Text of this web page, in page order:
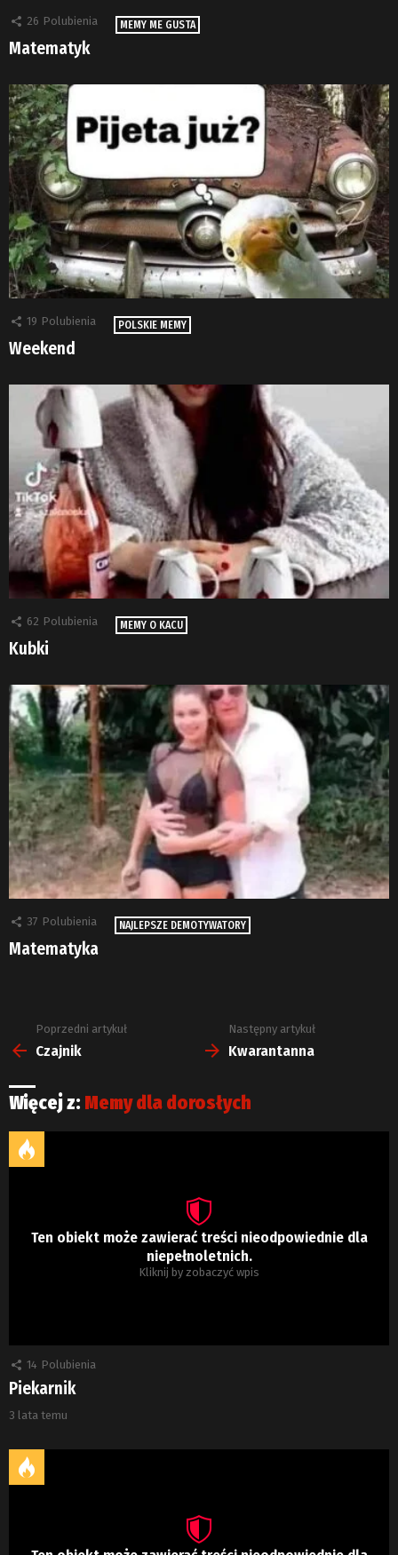
26 Polubienia MEMY ME GUSTA
Matematyk
19 Polubienia POLSKIE MEMY
Weekend
62 Polubienia MEMY O KACU
Kubki
37 Polubienia NAJLEPSZE DEMOTYWATORY
Matematyka
Zobacz
więcej
Poprzedni artykuł
Czajnik
Następny artykuł
Kwarantanna
Więcej z: Memy dla dorosłych
Ten obiekt może zawierać treści nieodpowiednie dla
niepełnoletnich.
Kliknij by zobaczyć wpis
14 Polubienia
Piekarnik
3 lata temu